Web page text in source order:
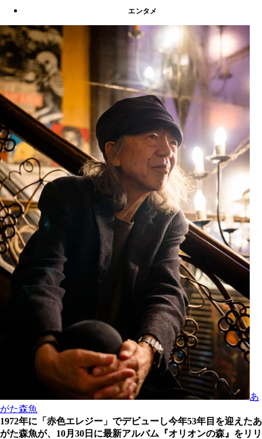
エンタメ
あ
がた森魚
1972年に「赤色エレジー」でデビューし今年53年目を迎えたあ
がた森魚が、10月30日に最新アルバム『オリオンの森』をリリ